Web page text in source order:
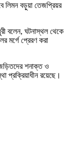
লিমন বড়ুয়া তেজপ্রিয়র
বলেন, ঘটনাস্থল থেকে
মর্গে প্রেরণ করা
শনাক্ত ও
প্রক্রিয়াধীন রয়েছে।